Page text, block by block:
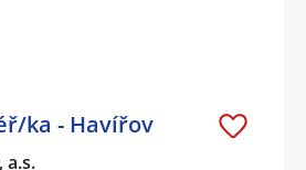
ka - Havířov
a.s.